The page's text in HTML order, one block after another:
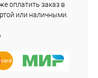
оплатить заказ в
или наличными.